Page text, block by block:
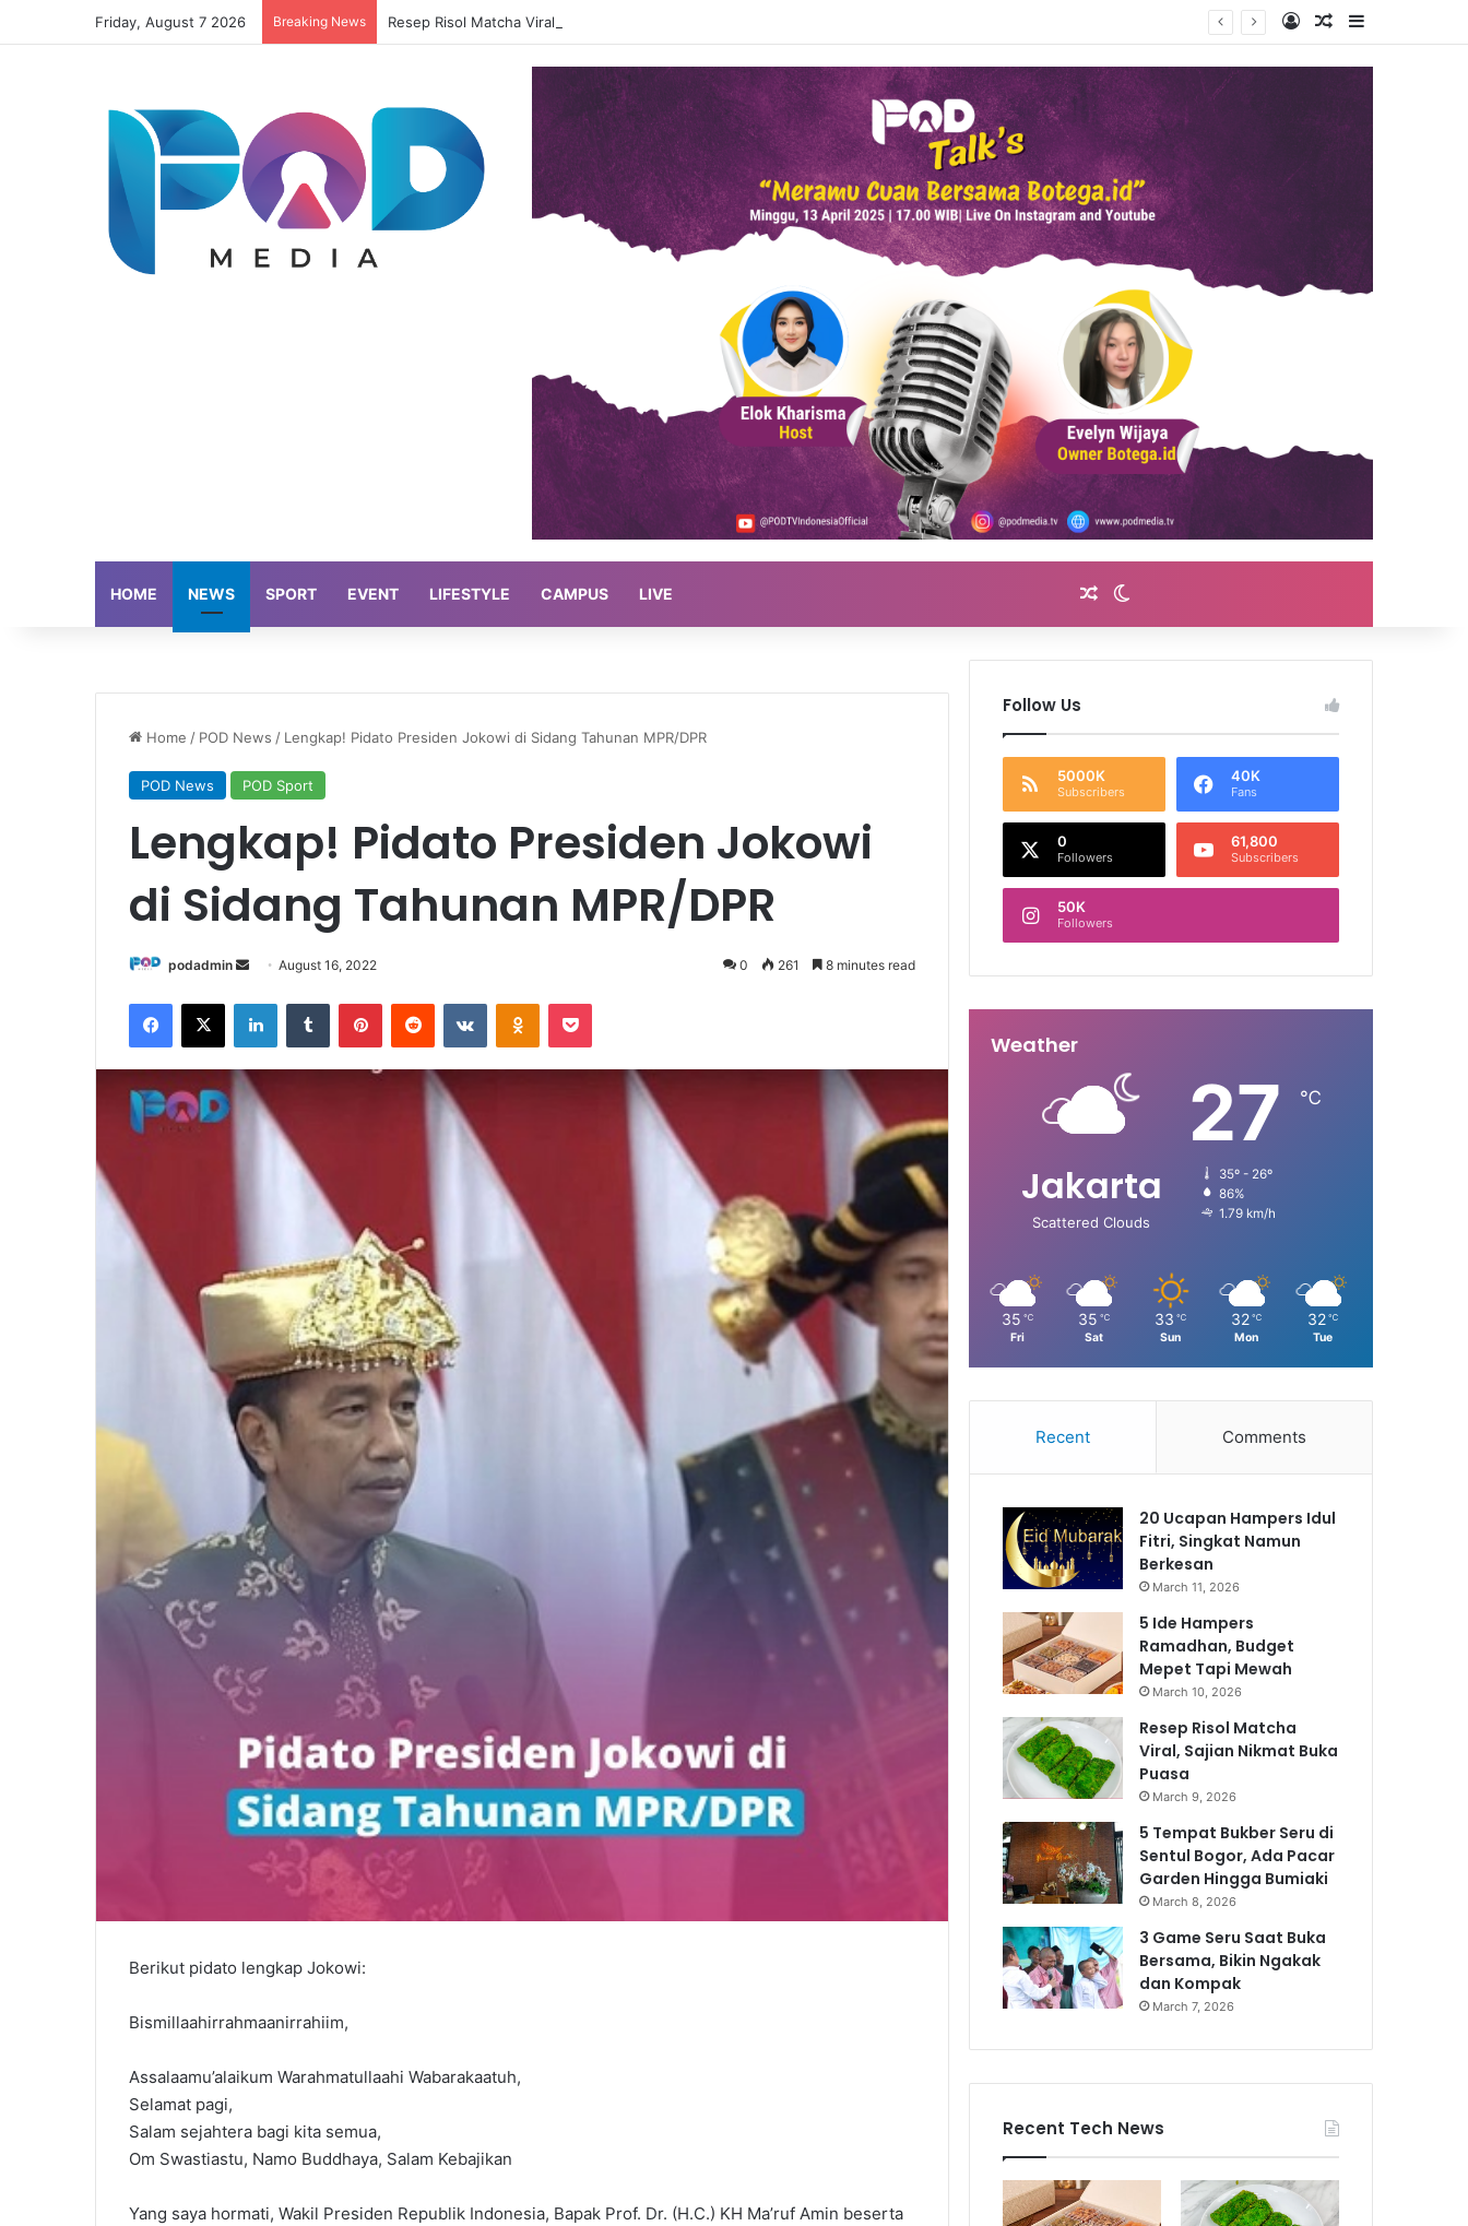
Friday, August 7 2026 Breaking News Resep Risol Matcha Viral, Sajian Nikmat Buka Puasa Log InRandom Article
Sidebar
HOME NEWS SPORT EVENT LIFESTYLE CAMPUS LIVE Random Article
Home / POD News / Lengkap! Pidato Presiden Jokowi di Sidang Tahunan MPR/DPR
POD News POD Sport
Lengkap! Pidato Presiden Jokowi
di Sidang Tahunan MPR/DPR
podadmin
Send
email
August 16, 2022 0 261 8 minutes read
Facebook
X LinkedInTumblr PinterestReddit VKontakteOdnoklassniki
Pocket
Berikut pidato lengkap Jokowi:
Bismillaahirrahmaanirrahiim,
Assalaamu’alaikum Warahmatullaahi Wabarakaatuh,
Selamat pagi,
Salam sejahtera bagi kita semua,
Om Swastiastu, Namo Buddhaya, Salam Kebajikan
Yang saya hormati, Wakil Presiden Republik Indonesia, Bapak Prof. Dr. (H.C.) KH Ma’ruf Amin beserta
Follow Us
5000K
Subscribers
40K
Fans
0
Followers
61,800
Subscribers
50K
Followers
Weather
Jakarta
Scattered Clouds
27 ℃
35º - 26º
86%
1.79 km/h
35 ℃
Fri
35 ℃
Sat
33 ℃
Sun
32 ℃
Mon
32 ℃
Tue
Recent Comments
20 Ucapan Hampers Idul
Fitri, Singkat Namun
Berkesan
March 11, 2026
5 Ide Hampers
Ramadhan, Budget
Mepet Tapi Mewah
March 10, 2026
Resep Risol Matcha
Viral, Sajian Nikmat Buka
Puasa
March 9, 2026
5 Tempat Bukber Seru di
Sentul Bogor, Ada Pacar
Garden Hingga Bumiaki
March 8, 2026
3 Game Seru Saat Buka
Bersama, Bikin Ngakak
dan Kompak
March 7, 2026
Recent Tech News